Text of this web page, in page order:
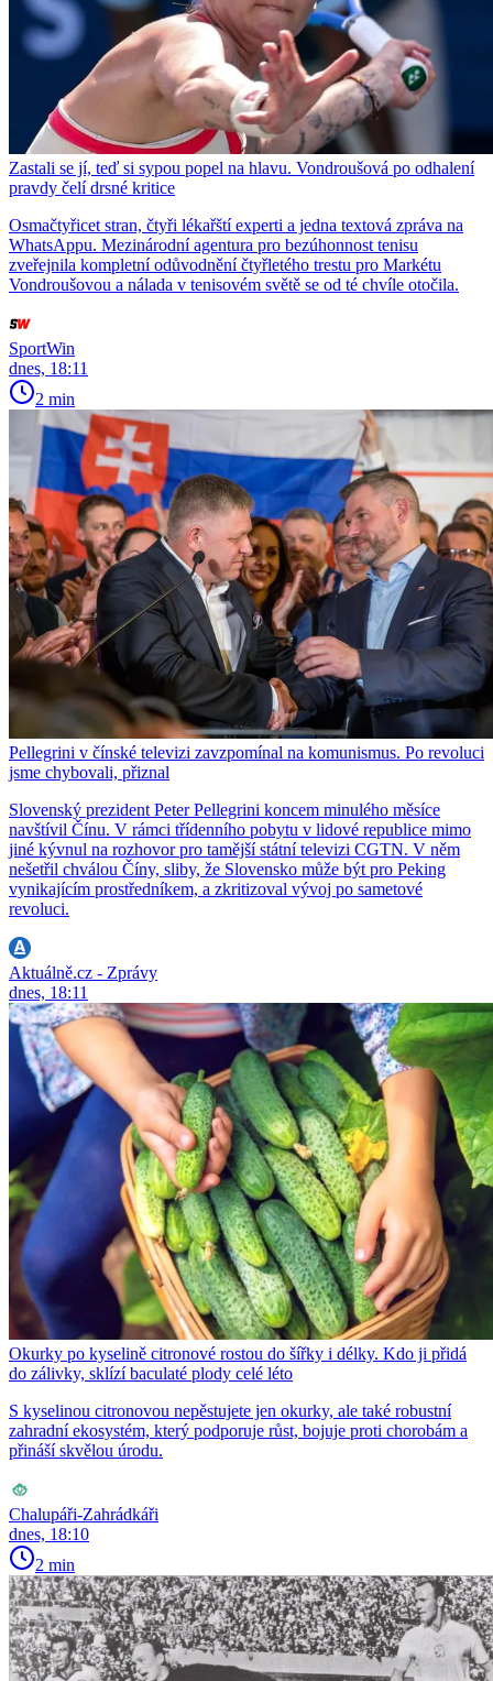
Zastali se jí, teď si sypou popel na hlavu. Vondroušová po odhalení
pravdy čelí drsné kritice
Osmačtyřicet stran, čtyři lékařští experti a jedna textová zpráva na
WhatsAppu. Mezinárodní agentura pro bezúhonnost tenisu
zveřejnila kompletní odůvodnění čtyřletého trestu pro Markétu
Vondroušovou a nálada v tenisovém světě se od té chvíle otočila.
SportWin
dnes, 18:11
2 min
Pellegrini v čínské televizi zavzpomínal na komunismus. Po revoluci
jsme chybovali, přiznal
Slovenský prezident Peter Pellegrini koncem minulého měsíce
navštívil Čínu. V rámci třídenního pobytu v lidové republice mimo
jiné kývnul na rozhovor pro tamější státní televizi CGTN. V něm
nešetřil chválou Číny, sliby, že Slovensko může být pro Peking
vynikajícím prostředníkem, a zkritizoval vývoj po sametové
revoluci.
Aktuálně.cz - Zprávy
dnes, 18:11
Okurky po kyselině citronové rostou do šířky i délky. Kdo ji přidá
do zálivky, sklízí baculaté plody celé léto
S kyselinou citronovou nepěstujete jen okurky, ale také robustní
zahradní ekosystém, který podporuje růst, bojuje proti chorobám a
přináší skvělou úrodu.
Chalupáři-Zahrádkáři
dnes, 18:10
2 min